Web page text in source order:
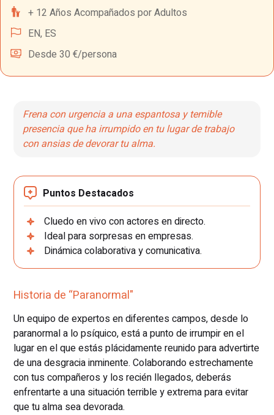
+ 12 Años Acompañados por Adultos
EN, ES
Desde 30 €/persona
Frena con urgencia a una espantosa y temible
presencia que ha irrumpido en tu lugar de trabajo
con ansias de devorar tu alma.
Puntos Destacados
Cluedo en vivo con actores en directo.
Ideal para sorpresas en empresas.
Dinámica colaborativa y comunicativa.
Historia de “Paranormal"
Un equipo de expertos en diferentes campos, desde lo
paranormal a lo psíquico, está a punto de irrumpir en el
lugar en el que estás plácidamente reunido para advertirte
de una desgracia inminente. Colaborando estrechamente
con tus compañeros y los recién llegados, deberás
enfrentarte a una situación terrible y extrema para evitar
que tu alma sea devorada.